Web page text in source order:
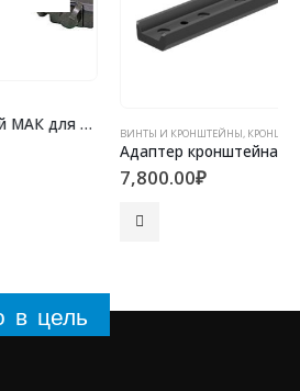
Быстросъемный МАК для установки прицела Pulsar на винтовку Tikka T3 ВИНТЫ И КРОНШТЕЙНЫ,КРОНШТЕЙНЫ
Адаптер кронштейна МАК
7,800.00₽
в цель